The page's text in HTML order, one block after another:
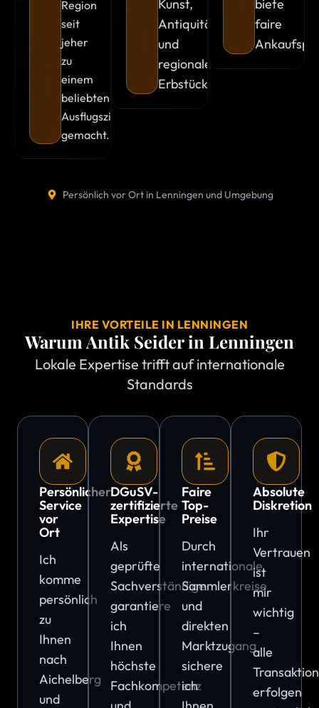
Region
seit
jeher
zu
einem
beliebten
Ausflugsziel
gemacht.
Kunst,
Antiquitäten
und
regionalen
Erbstücken.
biete
faire
Persönlich vor Ort in Lenningen und Umgebung
IHRE VORTEILE IN LENNINGEN
Warum Antik Seider in Lenningen
Lokale Expertise trifft auf internationale
Standards
Persönlicher
Service
vor
Ort
Ich
komme
persönlich
zu
Ihnen
nach
Aichelberg
und
DGuSV-
zertifizierte
Expertise
Als
geprüfte
Sachverständige
garantiere
ich
Ihnen
höchste
Fachkompetenz
Faire
Top-
Preise
Durch
internationale
Sammlerkreise
und
direkten
Marktzugang
sichere
ich
Absolute
Diskretion
Ihr
Vertrauen
ist
mir
wichtig
–
alle
erfolgen